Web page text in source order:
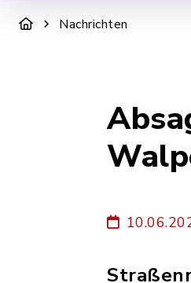
Nachrichten